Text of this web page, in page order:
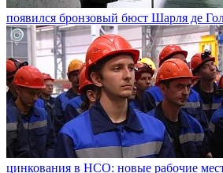
появился бронзовый бюст Шарля де
цинкования в НСО: новые рабочие